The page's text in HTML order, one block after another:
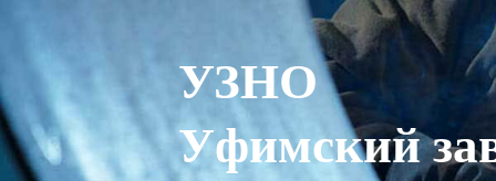
УЗНО
Уфимский